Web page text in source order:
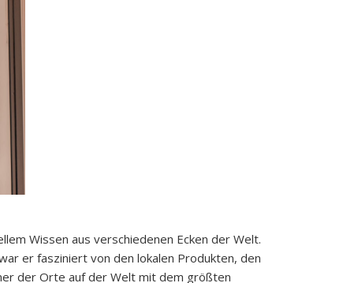
Wissen aus verschiedenen Ecken der Welt.
er fasziniert von den lokalen Produkten, den
der Orte auf der Welt mit dem größten